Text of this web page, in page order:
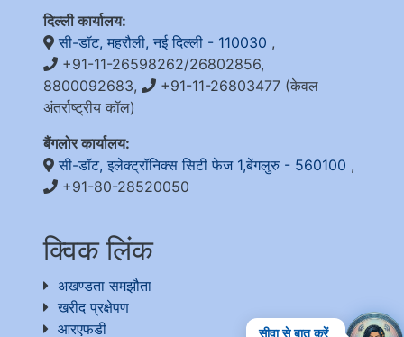
सीवा से बात करें
दिल्ली कार्यालय:
सी-डॉट, महरौली, नई दिल्ली - 110030 ,
+91-11-26598262/26802856,
8800092683,
+91-11-26803477 (केवल
अंतर्राष्ट्रीय कॉल)
बैंगलोर कार्यालय:
सी-डॉट, इलेक्ट्रॉनिक्स सिटी फेज 1,बेंगलुरु - 560100 ,
+91-80-28520050
क्विक लिंक
अखण्डता समझौता
खरीद प्रक्षेपण
आरएफडी